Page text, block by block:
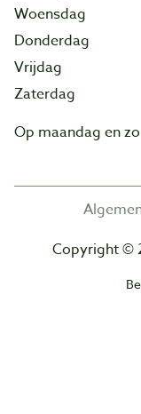
Woensdag
Donderdag
Vrijdag
Zaterdag
Op maandag en
Copyright ©